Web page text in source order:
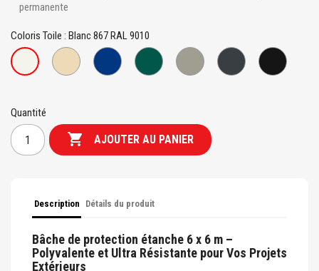
permanente
Coloris Toile : Blanc 867 RAL 9010
Blanc
867
Beige
7458
Bleu
941
Vert
995
Gris
939
Gris
7705
Noir
810
Quantité
 AJOUTER AU PANIER
Description Détails du produit
Bâche de protection étanche 6 x 6 m –
Polyvalente et Ultra Résistante pour Vos Projets
Extérieurs